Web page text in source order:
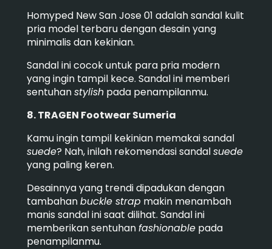
Homyped New San Jose 01 adalah sandal kulit
pria model terbaru dengan desain yang
minimalis dan kekinian.
Sandal ini cocok untuk para pria modern
yang ingin tampil kece. Sandal ini memberi
sentuhanstylishpada penampilanmu.
8. TRAGEN Footwear Sumeria
Kamu ingin tampil kekinian memakai sandal
suede? Nah, inilah rekomendasi sandalsuede
yang paling keren.
Desainnya yang trendi dipadukan dengan
tambahanbuckle strapmakin menambah
manis sandal ini saat dilihat. Sandal ini
memberikan sentuhanfashionablepada
penampilanmu.